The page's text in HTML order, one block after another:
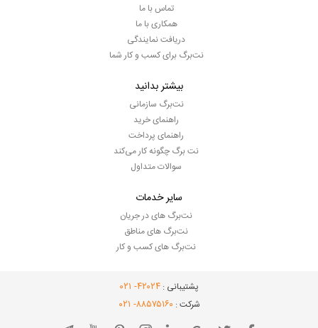
تماس با ما
همکاری با ما
دریافت نمایندگی
نت‌برگ برای کسب و کار شما
بیشتر بدانید
نت‌برگ سازمانی
راهنمای خرید
راهنمای پرداخت
نت برگ چگونه کار می‌کند
سوالات متداول
سایر خدمات
نت‌برگ های در جریان
نت‌برگ های مناطق
نت‌برگ های کسب و کار
پشتیبانی : ۴۲۰۲۴- ۰۲۱
شرکت : ۸۸۵۷۵۱۶۰- ۰۲۱